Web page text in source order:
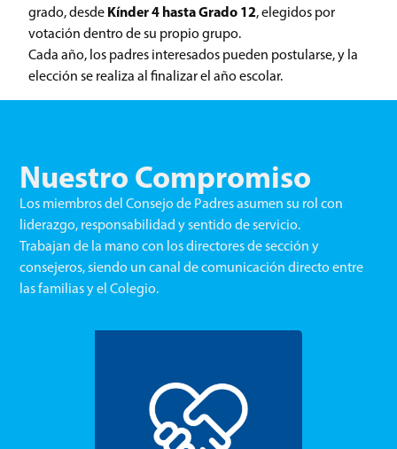
grado, desde Kínder 4 hasta Grado 12, elegidos por
votación dentro de su propio grupo.
Cada año, los padres interesados pueden postularse, y la
elección se realiza al finalizar el año escolar.
Nuestro Compromiso
Los miembros del Consejo de Padres asumen su rol con
liderazgo, responsabilidad y sentido de servicio.
Trabajande la mano con los directores de sección y
consejeros, siendo un canal de comunicación directo entre
las familias y el Colegio.